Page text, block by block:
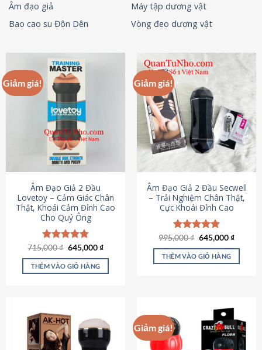
Âm đạo giả
Máy tập dương vật
Bao cao su Đôn Dên
Vòng đeo dương vật
Giảm giá!
Âm Đạo Giả 2 Đầu
Lovetoy – Cảm Giác Chân
Thật, Khoái Cảm Đỉnh Cao
Cho Quý Ông
Được xếp
hạng4.79
5 sao
715,000₫ Giá
là:
715,000 ₫.
645,000₫Giá
tại
THÊM VÀO GIỎ HÀNG
Giảm giá!
Âm Đạo Giả 2 Đầu Secwell
– Trải Nghiệm Chân Thật,
Cực Khoái Đỉnh Cao
Được xếp
hạng4.88
5 sao
995,000₫ Giá
là:
995,000 ₫.
645,000₫Giá
tại
THÊM VÀO GIỎ HÀNG
Giảm giá!